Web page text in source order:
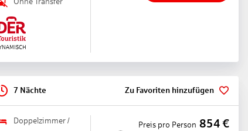
7 Nächte Zu Favoriten hinzufügen
Doppelzimmer /
Preis pro Person 854€